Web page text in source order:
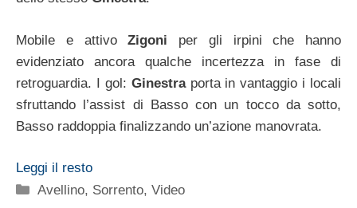
Mobile e attivoZigoni per gli irpini che hanno
evidenziato ancora qualche incertezza in fase di
retroguardia. I gol: Ginestraporta in vantaggio i locali
sfruttando l’assist di Basso con un tocco da sotto,
Basso raddoppia finalizzando un’azione manovrata.
Leggi il resto
Categorie
Avellino, Sorrento,Video